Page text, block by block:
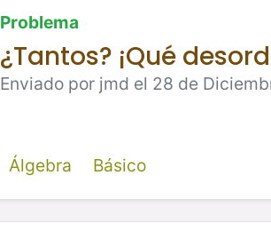
Problema
¿Tantos? ¡Qué
Enviado por jmd el 28 de
Álgebra Básico